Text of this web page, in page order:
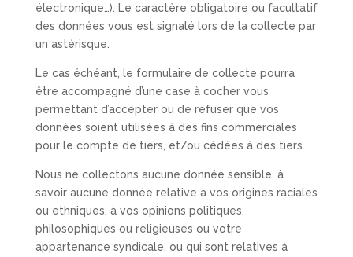
électronique…). Le caractère obligatoire ou facultatif
des données vous est signalé lors de la collecte par
un astérisque.
Le cas échéant, le formulaire de collecte pourra
être accompagné d’une case à cocher vous
permettant d’accepter ou de refuser que vos
données soient utilisées à des fins commerciales
pour le compte de tiers, et/ou cédées à des tiers.
Nous ne collectons aucune donnée sensible, à
savoir aucune donnée relative à vos origines raciales
ou ethniques, à vos opinions politiques,
philosophiques ou religieuses ou votre
appartenance syndicale, ou qui sont relatives à